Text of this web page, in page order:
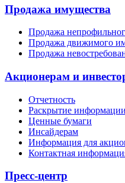
Продажа имущества
Продажа
Продажа движимого
Продажа
Акционерам и
Отчетность
Раскрытие информации
Ценные бумаги
Инсайдерам
Информация для
Контактная
Пресс-центр